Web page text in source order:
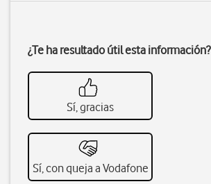
¿Te ha resultado útil esta información?
Sí, gracias
Sí, con queja a Vodafone